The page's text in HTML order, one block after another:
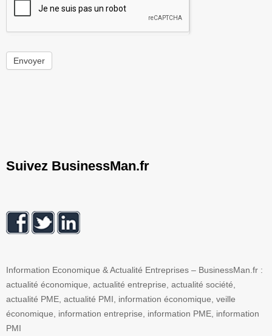
Envoyer
Suivez BusinessMan.fr
Information Economique & Actualité Entreprises – BusinessMan.fr :
actualité économique, actualité entreprise, actualité société,
actualité PME, actualité PMI, information économique, veille
économique, information entreprise, information PME, information
PMI